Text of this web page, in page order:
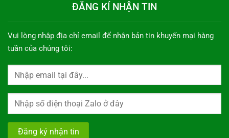
ĐĂNG KÍ NHẬN TIN
Vui lòng nhập địa chỉ email để nhận bản tin khuyến mại hàng
tuần của chúng tôi: